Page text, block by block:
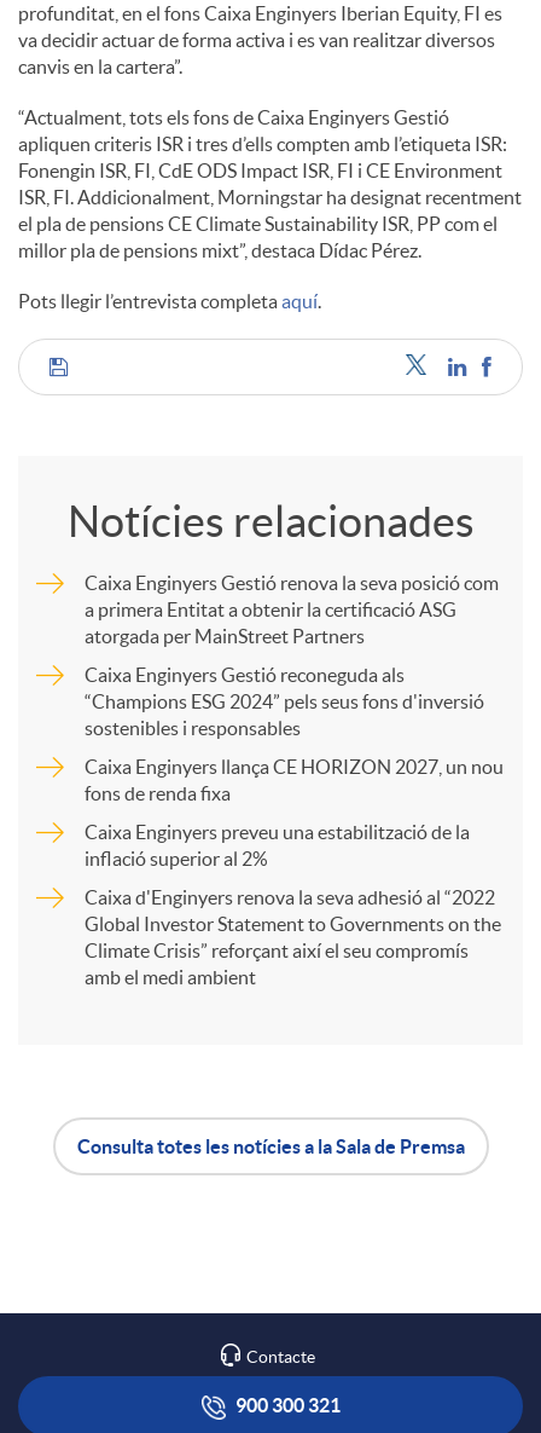
s
profunditat, en el fons Caixa Enginyers Iberian Equity, FI es
va decidir actuar de forma activa i es van realitzar diversos
canvis en la cartera”.
“Actualment, tots els fons de Caixa Enginyers Gestió
apliquen criteris ISR i tres d’ells compten amb l’etiqueta ISR:
Fonengin ISR, FI, CdE ODS Impact ISR, FI i CE Environment
ISR, FI. Addicionalment, Morningstar ha designat recentment
el pla de pensions CE Climate Sustainability ISR, PP com el
millor pla de pensions mixt”, destaca Dídac Pérez.
Pots llegir l’entrevista completaaquí.
C
r
r
x
Notícies relacionades
Caixa Enginyers Gestió renova la seva posició com
a primera Entitat a obtenir la certificació ASG
atorgada per MainStreet Partners
Caixa Enginyers Gestió reconeguda als
“Champions ESG 2024” pels seus fons d'inversió
sostenibles i responsables
Caixa Enginyers llança CE HORIZON 2027, un nou
fons de renda fixa
Caixa Enginyers preveu una estabilització de la
inflació superior al 2%
Caixa d'Enginyers renova la seva adhesió al “2022
Global Investor Statement to Governments on the
Climate Crisis” reforçant així el seu compromís
amb el medi ambient
i
ó
Consulta totes les notícies a la Sala de Premsa
Contacte
900 300 321